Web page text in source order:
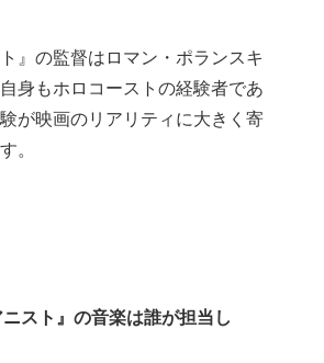
ト』の監督はロマン・ポランスキ
身もホロコーストの経験者であ
が映画のリアリティに大きく寄
。
スト』の音楽は誰が担当し